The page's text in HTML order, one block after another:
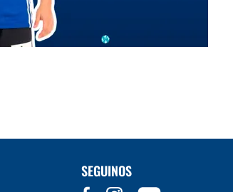
SEGUINOS